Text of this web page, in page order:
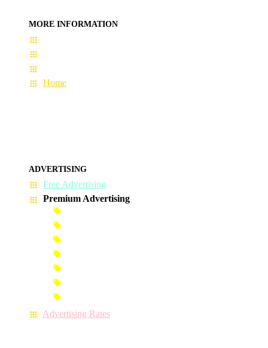
MORE INFORMATION
Home
ADVERTISING
Free Advertising
Premium Advertising
Advertising Rates